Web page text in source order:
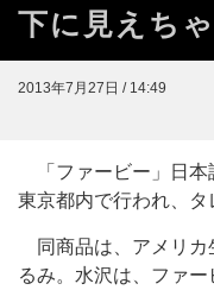
下に見えち
2013年7月27日 / 14:49
「ファービー」日本
東京都内で行われ、タ
同商品は、アメリカ
るみ。水沢は、ファー